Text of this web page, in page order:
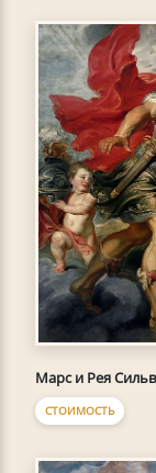
Марс и Рея
СТОИМОСТЬ